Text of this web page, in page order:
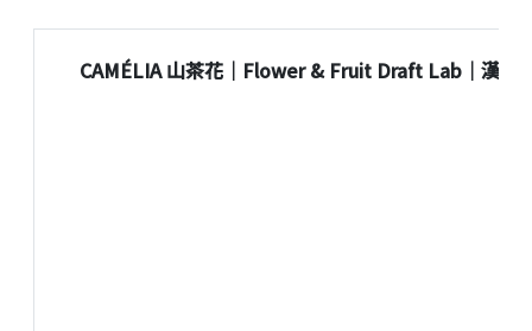
CAMÉLIA 山茶花｜Flower & Fruit Draft Lab｜漢神